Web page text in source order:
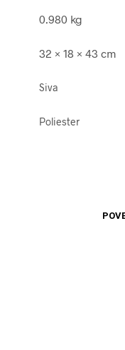
0.980 kg
32 × 18 × 43 cm
Siva
Poliester